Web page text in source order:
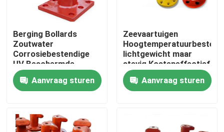
Thuis
Producten
Video's
Berging Bollards
Zoutwater
Corrosiebestendige
UV Beschermde
coating Hoge
treksterkte
Aanvraag sturen
Zeevaartuigen
lichtgewicht maar
stevig Kosteneffectief
Aanvraag sturen